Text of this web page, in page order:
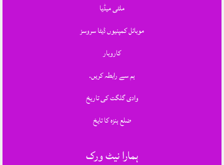
ملٹی میڈیا
موبائل کمپنیوں ڈیٹا سروسز
کاروبار
ہم سے رابطہ کریں.
وادی گلگت کی تاریخ
ضلع ہنزہ کا تایخ
ہمارا نیٹ ورک